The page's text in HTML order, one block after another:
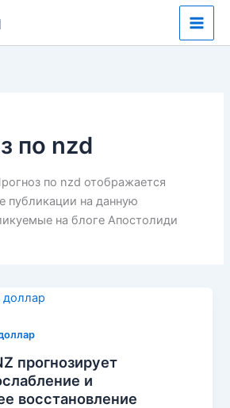
по nzd
по nzd отображается
публикации на данную
на блоге Апостолиди
прогнозирует
и
восстановление